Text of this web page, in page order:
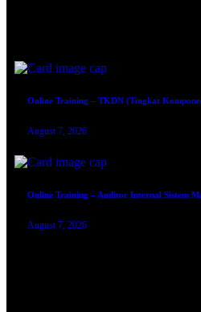
Online Training – TKDN (Tingkat
August 7, 2026
Online Training – Auditor Internal Sistem
August 7, 2026